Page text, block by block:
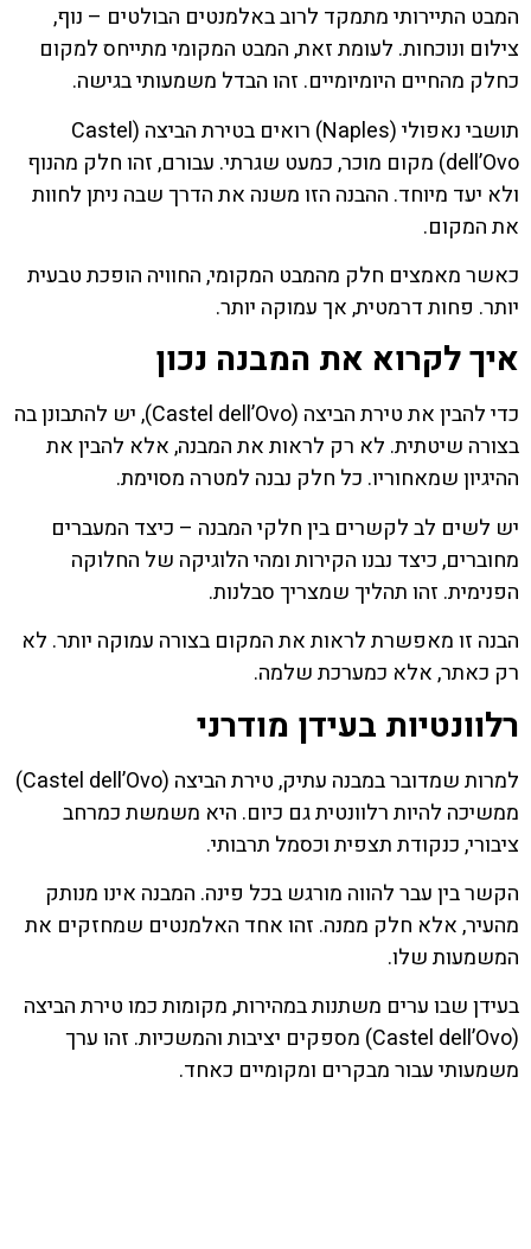
המבט התיירותי מתמקד לרוב באלמנטים הבולטים – נוף,
צילום ונוכחות. לעומת זאת, המבט המקומי מתייחס למקום
כחלק מהחיים היומיומיים. זהו הבדל משמעותי בגישה.
תושבי נאפולי (Naples) רואים בטירת הביצה (Castel
dell’Ovo) מקום מוכר, כמעט שגרתי. עבורם, זהו חלק מהנוף
ולא יעד מיוחד. ההבנה הזו משנה את הדרך שבה ניתן לחוות
את המקום.
כאשר מאמצים חלק מהמבט המקומי, החוויה הופכת טבעית
יותר. פחות דרמטית, אך עמוקה יותר.
איך לקרוא את המבנה נכון
כדי להבין את טירת הביצה (Castel dell’Ovo), יש להתבונן בה
בצורה שיטתית. לא רק לראות את המבנה, אלא להבין את
ההיגיון שמאחוריו. כל חלק נבנה למטרה מסוימת.
יש לשים לב לקשרים בין חלקי המבנה – כיצד המעברים
מחוברים, כיצד נבנו הקירות ומהי הלוגיקה של החלוקה
הפנימית. זהו תהליך שמצריך סבלנות.
הבנה זו מאפשרת לראות את המקום בצורה עמוקה יותר. לא
רק כאתר, אלא כמערכת שלמה.
רלוונטיות בעידן מודרני
למרות שמדובר במבנה עתיק, טירת הביצה (Castel dell’Ovo)
ממשיכה להיות רלוונטית גם כיום. היא משמשת כמרחב
ציבורי, כנקודת תצפית וכסמל תרבותי.
הקשר בין עבר להווה מורגש בכל פינה. המבנה אינו מנותק
מהעיר, אלא חלק ממנה. זהו אחד האלמנטים שמחזקים את
המשמעות שלו.
בעידן שבו ערים משתנות במהירות, מקומות כמו טירת הביצה
(Castel dell’Ovo) מספקים יציבות והמשכיות. זהו ערך
משמעותי עבור מבקרים ומקומיים כאחד.